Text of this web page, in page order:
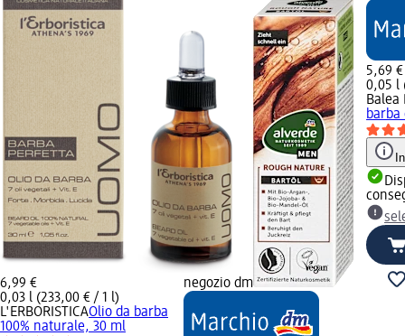
6,99 €
0,03 l (233,00 € / 1 l)
L'ERBORISTICAOlio da barba
100% naturale, 30 ml
negozio dm
5,69 €
0,05 l
Balea
barba